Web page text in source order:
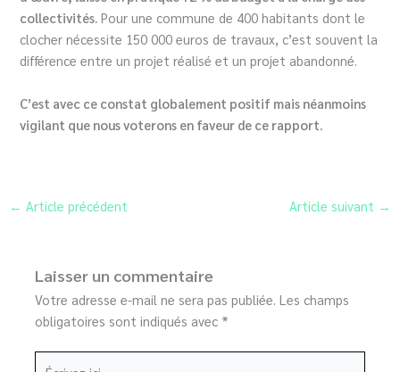
collectivités.Pour une commune de 400 habitants dont le
clocher nécessite 150 000 euros de travaux, c’est souvent la
différence entre un projet réalisé et un projet abandonné.
C’est avec ce constat globalement positif mais néanmoins
vigilant que nous voterons en faveur de ce rapport.
← Article précédent Article suivant →
Laisser un commentaire
Votre adresse e-mail ne sera pas publiée. Les champs
obligatoires sont indiqués avec *